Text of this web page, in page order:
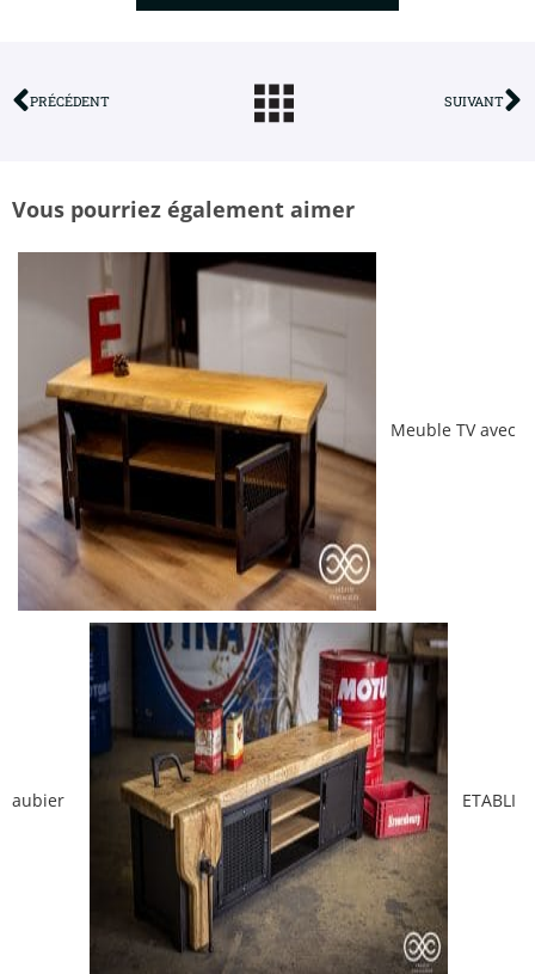
PRÉCÉDENT SUIVANT
Vous pourriez également aimer
Meuble TV avec
aubier ETABLI